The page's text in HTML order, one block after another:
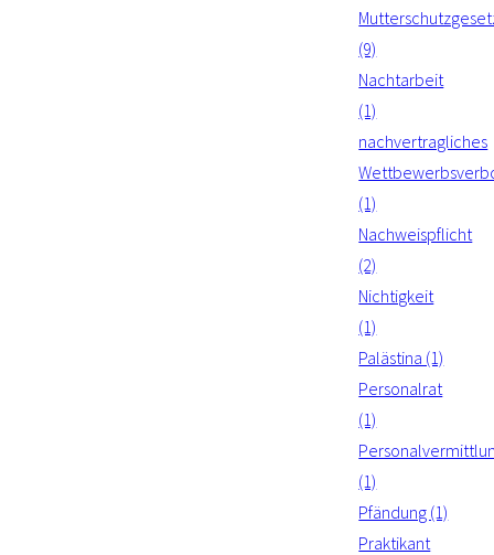
(9)
Nachtarbeit
(1)
nachvertragliches
(1)
Nachweispflicht
(2)
Nichtigkeit
(1)
Palästina (1)
Personalrat
(1)
(1)
Pfändung (1)
Praktikant